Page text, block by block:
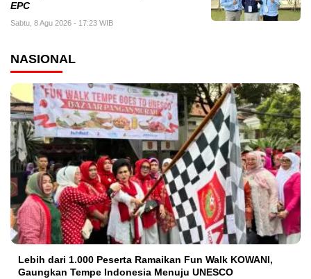
EPC
Sabtu, 8 Agu 2026 - 17:23 WIB
NASIONAL
Lebih dari 1.000 Peserta Ramaikan Fun Walk KOWANI,
Gaungkan Tempe Indonesia Menuju UNESCO